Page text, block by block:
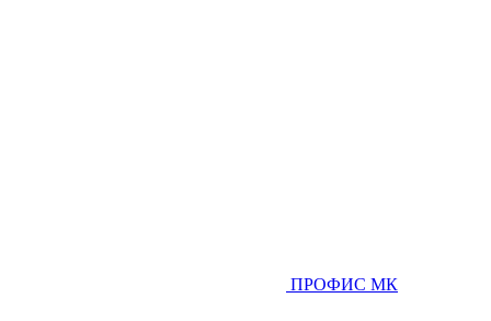
ПРОФИС МК